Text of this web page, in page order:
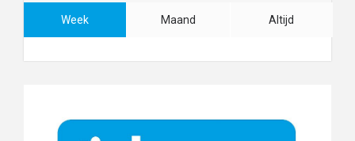
Week Maand Altijd